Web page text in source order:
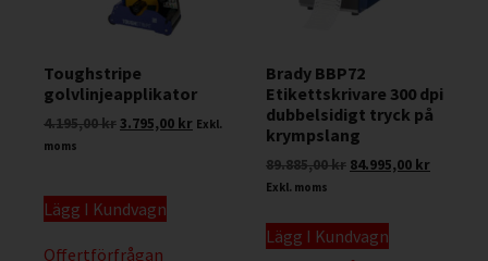
Toughstripe
golvlinjeapplikator
4.195,00kr3.795,00 kr Exkl.
moms
Lägg I Kundvagn
Offertförfrågan
Brady BBP72
Etikettskrivare 300 dpi
dubbelsidigt tryck på
krympslang
89.885,00kr 84.995,00 kr
Exkl. moms
Lägg I Kundvagn